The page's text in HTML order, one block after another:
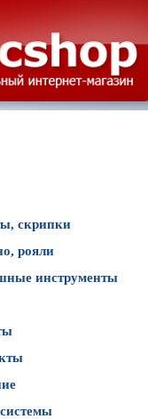
скрипки
рояли
инструменты